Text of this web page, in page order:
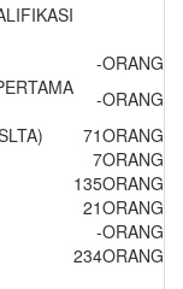
-ORANG
-ORANG
71ORANG
7ORANG
135ORANG
21ORANG
-ORANG
234ORANG